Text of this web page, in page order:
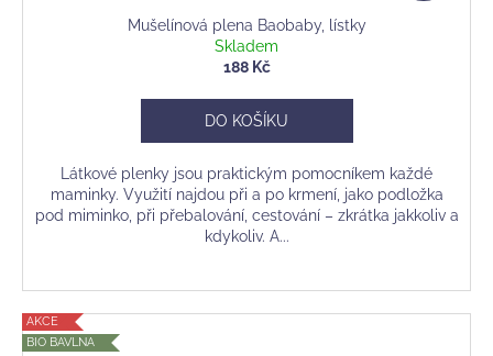
Mušelínová plena Baobaby, lístky
Skladem
188 Kč
DO KOŠÍKU
Látkové plenky jsou praktickým pomocníkem každé
maminky. Využití najdou při a po krmení, jako podložka
pod miminko, při přebalování, cestování – zkrátka jakkoliv a
kdykoliv. A...
AKCE
BIO BAVLNA